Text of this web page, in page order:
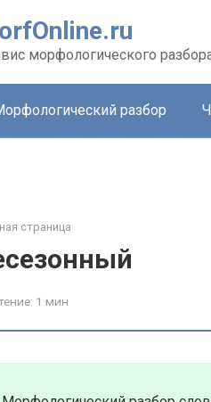
морфологического
разбор
страница
1 мин